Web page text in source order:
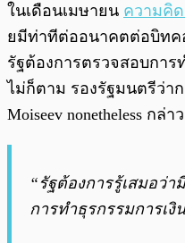
ในเดือนเมษายน ความคิด
ยมีท่าทีต่ออนาคตต่อบิทค
รัฐต้องการตรวจสอบการ
ไม่ก็ตาม รองรัฐมนตรีว่า
Moiseev nonetheless กล่าว
“รัฐต้องการรู้เสมอว่
การทำธุรกรรมการเงิ